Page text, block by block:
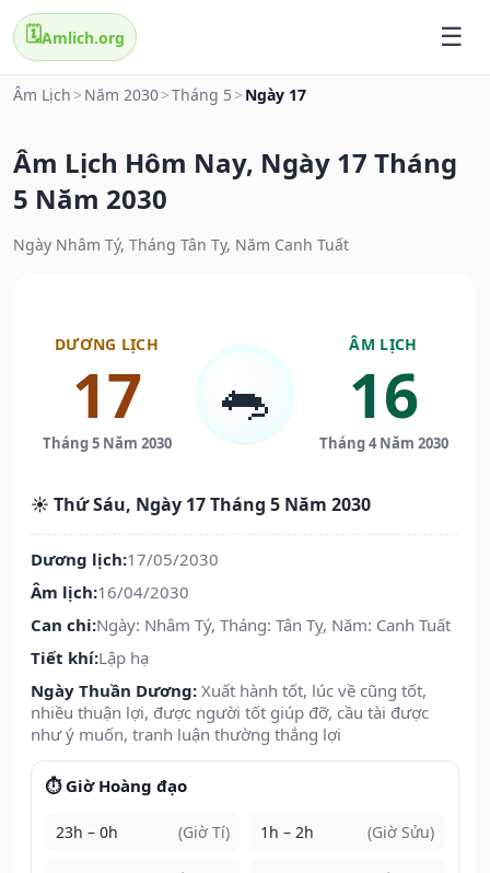
🗓️Amlich.org
Âm Lịch > Năm 2030>Tháng 5 > Ngày 17
Âm Lịch Hôm Nay, Ngày 17 Tháng
5 Năm 2030
Ngày Nhâm Tý, Tháng Tân Tỵ, Năm Canh Tuất
DƯƠNG LỊCH
17
Tháng 5 Năm 2030
🐀
ÂM LỊCH
16
Tháng 4 Năm 2030
☀️ Thứ Sáu, Ngày 17 Tháng 5 Năm 2030
Dương lịch:17/05/2030
Âm lịch:16/04/2030
Can chi:Ngày: Nhâm Tý, Tháng: Tân Tỵ, Năm: Canh Tuất
Tiết khí:Lập hạ
Ngày Thuần Dương: Xuất hành tốt, lúc về cũng tốt,
nhiều thuận lợi, được người tốt giúp đỡ, cầu tài được
như ý muốn, tranh luận thường thắng lợi
⏱️ Giờ Hoàng đạo
23h – 0h (Giờ Tí) 1h – 2h (Giờ Sửu)